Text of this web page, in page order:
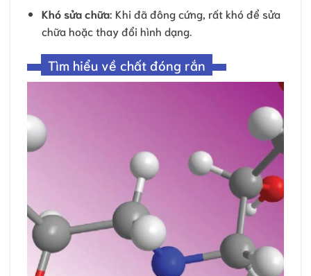
Khó sửa chữa: Khi đã đông cứng, rất khó để sửa
chữa hoặc thay đổi hình dạng.
Tìm hiểu về chất đóng rắn